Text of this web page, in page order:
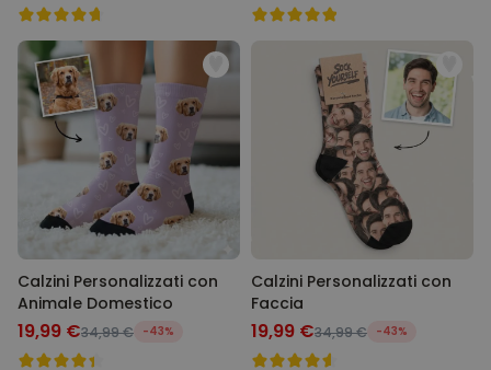
Calzini Personalizzati con
Animale Domestico
19,99 €34,99 € -43%
Calzini Personalizzati con
Faccia
19,99 €34,99 € -43%